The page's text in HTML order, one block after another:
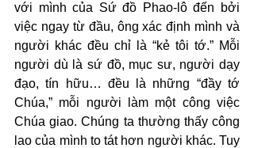
với mình của Sứ đồ Phao-lô đến bởi
việc ngay từ đầu, ông xác định mình và
người khác đều chỉ là “kẻ tôi tớ.” Mỗi
người dù là sứ đồ, mục sư, người dạy
đạo, tín hữu… đều là những “đầy tớ
Chúa,” mỗi người làm một công việc
Chúa giao. Chúng ta thường thấy công
lao của mình to tát hơn người khác. Tuy